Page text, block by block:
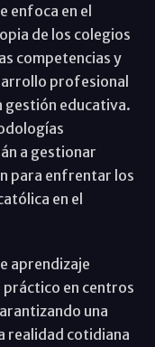
enfoca en el
de los colegios
competencias y
profesional
gestión educativa.
a gestionar
para enfrentar los
en el
aprendizaje
en centros
una
realidad cotidiana